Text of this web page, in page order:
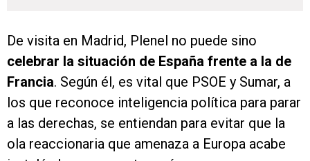
De visita en Madrid, Plenel no puede sino
celebrar la situación de España frente a la de
Francia. Según él, es vital que PSOE y Sumar, a
los que reconoce inteligencia política para parar
a las derechas, se entiendan para evitar que la
ola reaccionaria que amenaza a Europa acabe